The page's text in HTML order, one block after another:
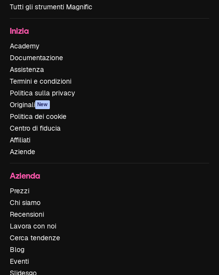
Tutti gli strumenti Magnific
Inizia
Academy
Documentazione
Assistenza
Termini e condizioni
Politica sulla privacy
Originali New
Politica dei cookie
Centro di fiducia
Affiliati
Aziende
Azienda
Prezzi
Chi siamo
Recensioni
Lavora con noi
Cerca tendenze
Blog
Eventi
Slidesgo